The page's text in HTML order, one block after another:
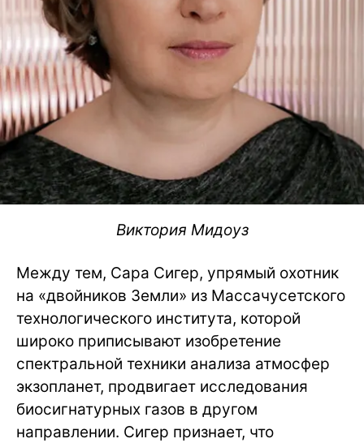
Виктория Мидоуз
Между тем, Сара Сигер, упрямый охотник
на «двойников Земли» из Массачусетского
технологического института, которой
широко приписывают изобретение
спектральной техники анализа атмосфер
экзопланет, продвигает исследования
биосигнатурных газов в другом
направлении. Сигер признает, что